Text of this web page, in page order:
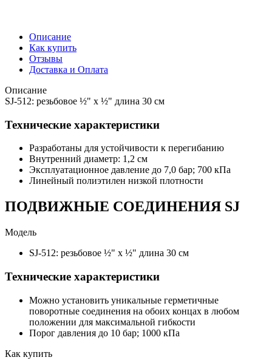
Описание
Как купить
Отзывы
Доставка и Оплата
Описание
SJ-512: резьбовое ½" x ½" длина 30 см
Технические характеристики
Разработаны для устойчивости к перегибанию
Внутренний диаметр: 1,2 см
Эксплуатационное давление до 7,0 бар; 700 кПа
Линейный полиэтилен низкой плотности
ПОДВИЖНЫЕ СОЕДИНЕНИЯ SJ
Модель
SJ-512: резьбовое ½" x ½" длина 30 см
Технические характеристики
Можно установить уникальные герметичные
поворотные соединения на обоих концах в любом
положении для максимальной гибкости
Порог давления до 10 бар; 1000 кПа
Как купить